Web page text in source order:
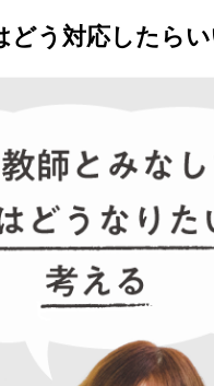
どう対応したらい